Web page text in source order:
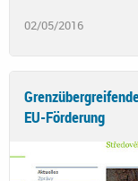
02/05/2016
EU-Förderung